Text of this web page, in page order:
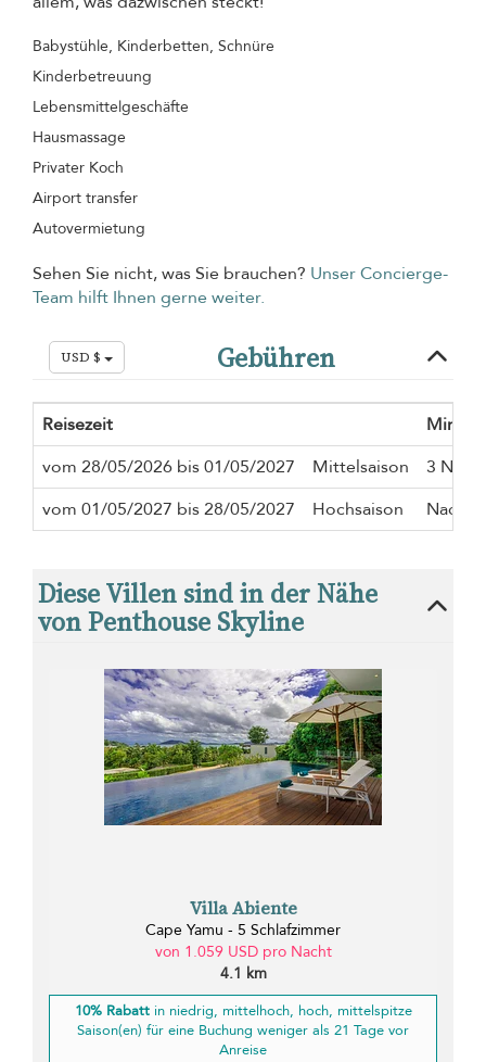
Babystühle, Kinderbetten, Schnüre
Kinderbetreuung
Lebensmittelgeschäfte
Hausmassage
Privater Koch
Airport transfer
Autovermietung
Sehen Sie nicht, was Sie brauchen? Unser Concierge-
Team hilft Ihnen gerne weiter.
USD $ Gebühren
Reisezeit
vom 28/05/2026 bis 01/05/2027
Mittelsaison
3
vom 01/05/2027 bis 28/05/2027
Hochsaison Nacht
Diese Villen sind in der Nähe
von Penthouse Skyline
Villa Abiente
Cape Yamu - 5 Schlafzimmer
von 1.059 USD pro Nacht
4.1 km
10% Rabattin niedrig, mittelhoch, hoch, mittelspitze
Saison(en) für eine Buchung weniger als 21 Tage vor
Anreise